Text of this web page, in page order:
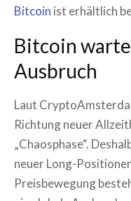
Bitcoin ist erhältlich
Bitcoin
Ausbruch
Laut
Richtung neuer
„Chaosphase“.
neuer Long-
Preisbewegung